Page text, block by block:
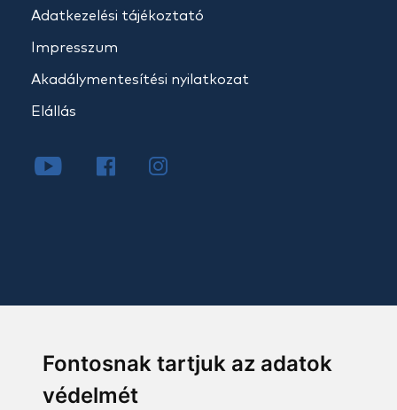
Fontosnak tartjuk az adatok
védelmét
Adatkezelési tájékoztató
Impresszum
Akadálymentesítési nyilatkozat
Elállás